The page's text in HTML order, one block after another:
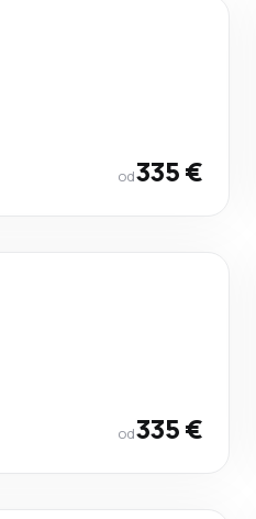
od335 €
od335 €